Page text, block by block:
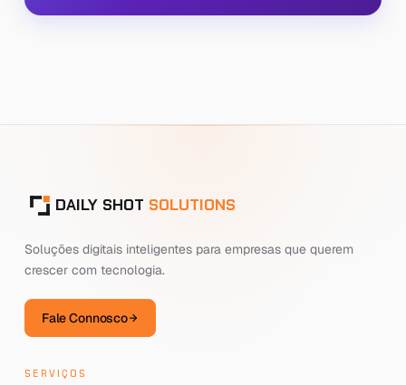
DAILY SHOT SOLUTIONS
Soluções digitais inteligentes para empresas que querem
crescer com tecnologia.
Fale Connosco
SERVIÇOS